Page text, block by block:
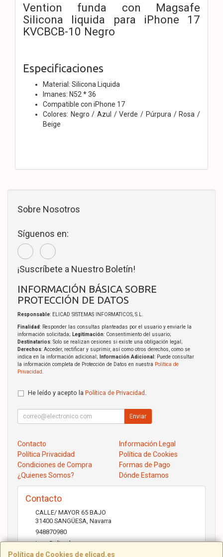
Vention funda con Magsafe
Silicona liquida para iPhone 17
KVCBCB-10 Negro
Especificaciones
Material: Silicona Liquida
Imanes: N52 * 36
Compatible con iPhone 17
Colores: Negro / Azul / Verde / Púrpura / Rosa /
Beige
Política de Cookies de elicad.es
Sobre Nosotros
Síguenos en:
¡Suscríbete a Nuestro Boletín!
INFORMACIÓN BÁSICA SOBRE
PROTECCIÓN DE DATOS
Responsable: ELICAD SISTEMAS INFORMATICOS, S.L.
Finalidad: Responder las consultas planteadas por el usuario y enviarle la
información solicitada; Legitimación: Consentimiento del usuario;
Destinatarios: Solo se realizan cesiones si existe una obligación legal;
Derechos: Acceder, rectificar y suprimir, así como otros derechos, como se
indica en la información adicional;
Información Adicional : Puede consultar
la información completa de Protección de Datos en nuestra Política de
Privacidad
He leído y acepto la Política de Privacidad
Enviar
Contacto
Información Legal
Política Privacidad
Política de Cookies
Condiciones de Compra
Formas de Pago
¿Quienes Somos?
Dónde Estamos
Contacto
CALLE/ MAYOR 65 BAJO
31400 SANGÜESA Navarra
948870980
jose@elicad.com